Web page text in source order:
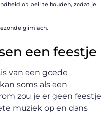
op peil te houden, zodat je
glimlach.
een feestje
van een goede
soms als een
zou je er geen feestje
muziek op en dans